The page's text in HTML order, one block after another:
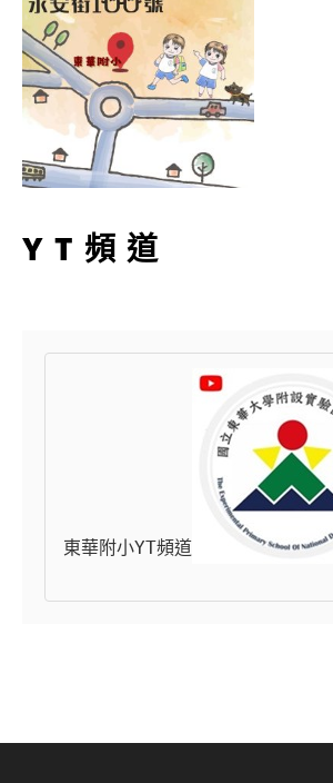
YT頻道
東華附小YT頻道